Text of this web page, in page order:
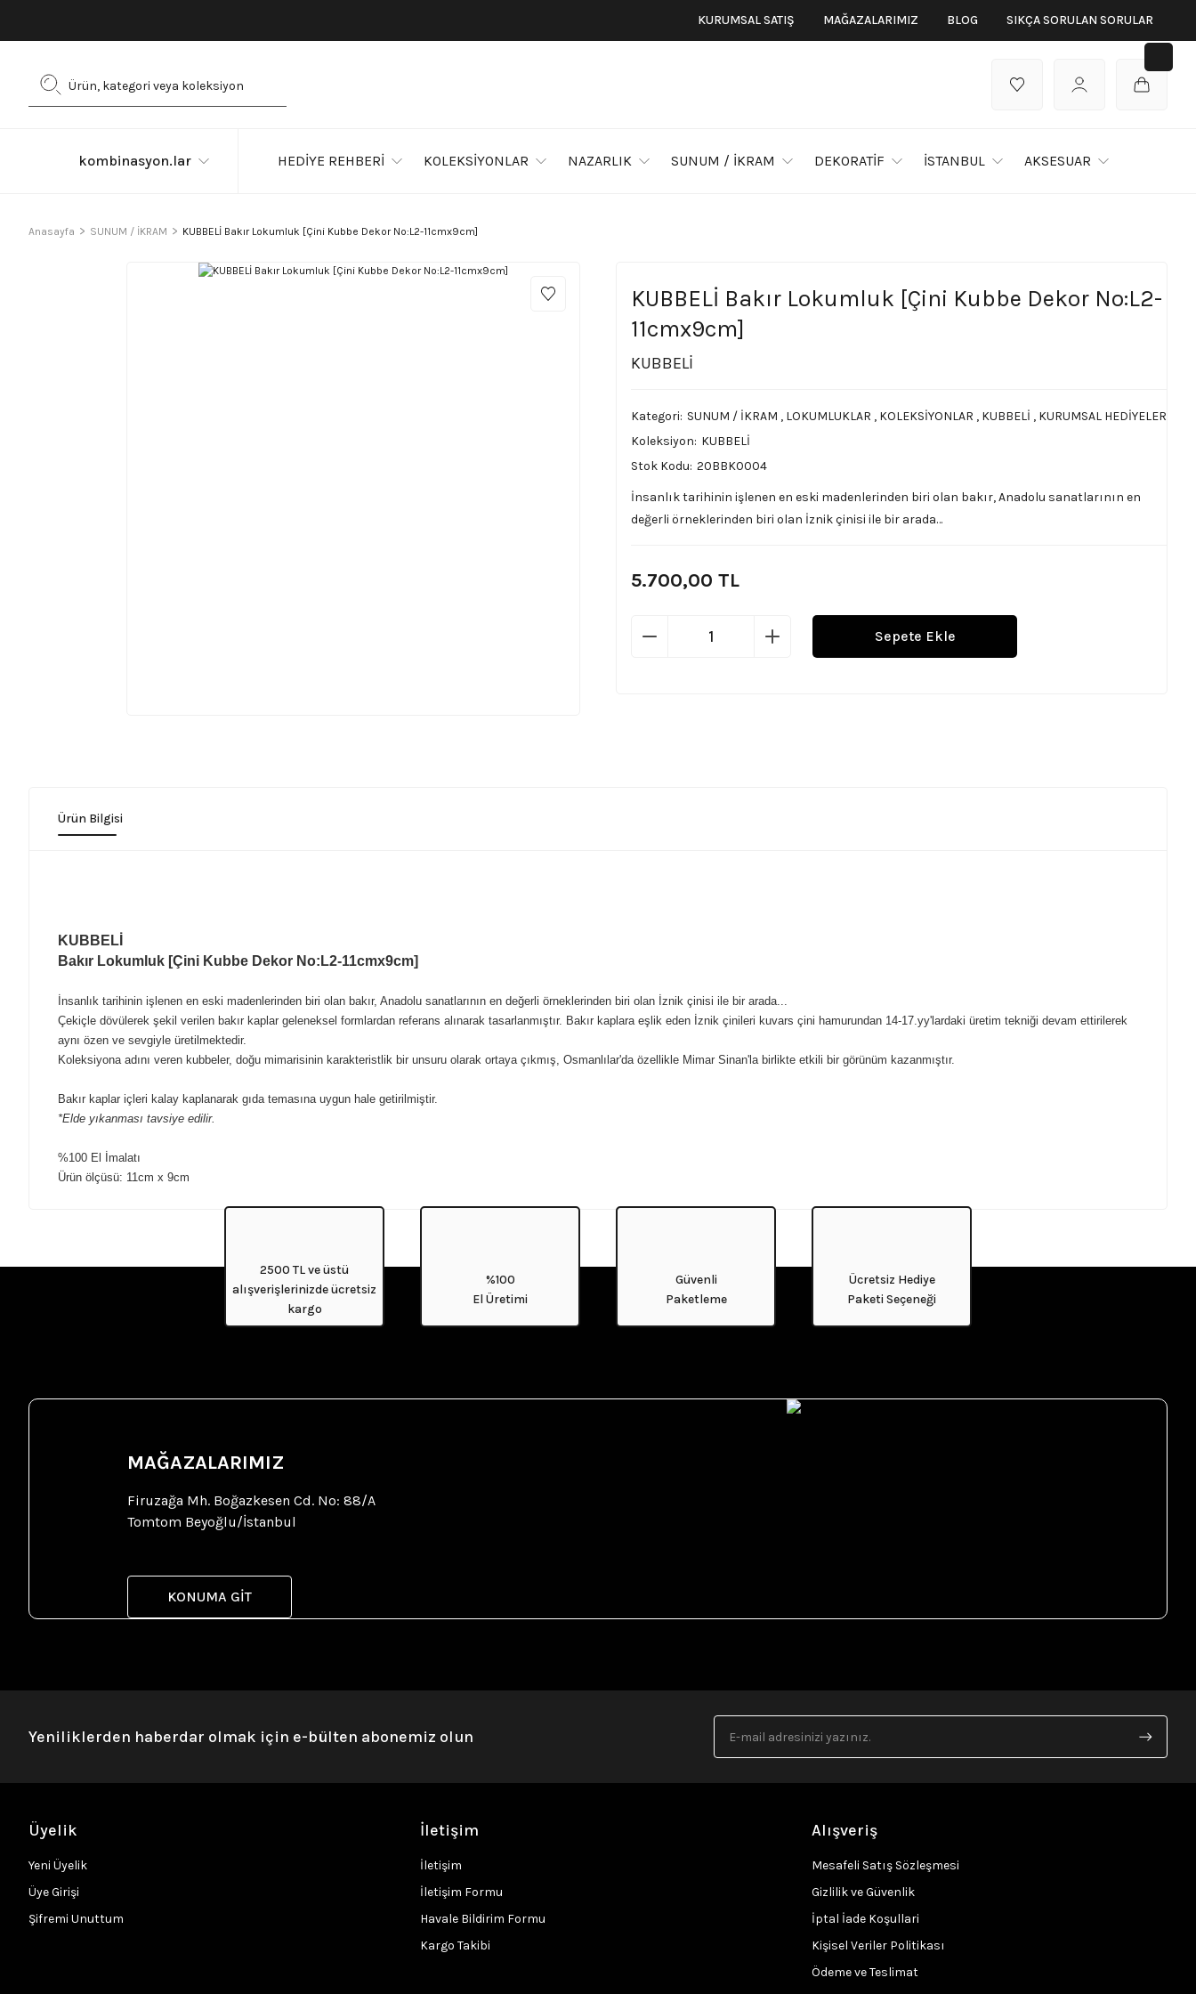
KURUMSAL SATIŞ MAĞAZALARIMIZ BLOG SIKÇA SORULAN SORULAR
kombinasyon.lar HEDİYE REHBERİ KOLEKSİYONLAR NAZARLIK SUNUM / İKRAM DEKORATİF İSTANBUL AKSESUAR
Anasayfa SUNUM / İKRAM KUBBELİ Bakır Lokumluk [Çini Kubbe Dekor No:L2-11cmx9cm]
KUBBELİ Bakır Lokumluk [Çini Kubbe Dekor No:L2-
11cmx9cm]
KUBBELİ
Kategori SUNUM / İKRAM , LOKUMLUKLAR , KOLEKSİYONLAR , KUBBELİ , KURUMSAL HEDİYELER
Koleksiyon KUBBELİ
Stok Kodu 20BBK0004
İnsanlık tarihinin işlenen en eski madenlerinden biri olan bakır, Anadolu sanatlarının en
değerli örneklerinden biri olan İznik çinisi ile bir arada…
5.700,00 TL
Sepete Ekle
Ürün Bilgisi
KUBBELİ
Bakır Lokumluk [Çini Kubbe Dekor No:L2-11cmx9cm]
İnsanlık tarihinin işlenen en eski madenlerinden biri olan bakır, Anadolu sanatlarının en değerli örneklerinden biri olan İznik çinisi ile bir arada...
Çekiçle dövülerek şekil verilen bakır kaplar geleneksel formlardan referans alınarak tasarlanmıştır. Bakır kaplara eşlik eden İznik çinileri kuvars çini hamurundan 14-17.yy'lardaki üretim tekniği devam ettirilerek
aynı özen ve sevgiyle üretilmektedir.
Koleksiyona adını veren kubbeler, doğu mimarisinin karakteristlik bir unsuru olarak ortaya çıkmış, Osmanlılar'da özellikle Mimar Sinan'la birlikte etkili bir görünüm kazanmıştır.
Bakır kaplar içleri kalay kaplanarak gıda temasına uygun hale getirilmiştir.
*Elde yıkanması tavsiye edilir.
%100 El İmalatı
Ürün ölçüsü: 11cm x 9cm
2500 TL ve üstü
alışverişlerinizde ücretsiz
kargo
%100
El Üretimi
Güvenli
Paketleme
Ücretsiz Hediye
Paketi Seçeneği
MAĞAZALARIMIZ
Firuzağa Mh. Boğazkesen Cd. No: 88/A
Tomtom Beyoğlu/İstanbul
KONUMA GİT
Yeniliklerden haberdar olmak için e-bülten abonemiz olun
Üyelik
Yeni Üyelik
Üye Girişi
Şifremi Unuttum
İletişim
İletişim
İletişim Formu
Havale Bildirim Formu
Kargo Takibi
Alışveriş
Mesafeli Satış Sözleşmesi
Gizlilik ve Güvenlik
İptal İade Koşullari
Kişisel Veriler Politikası
Ödeme ve Teslimat